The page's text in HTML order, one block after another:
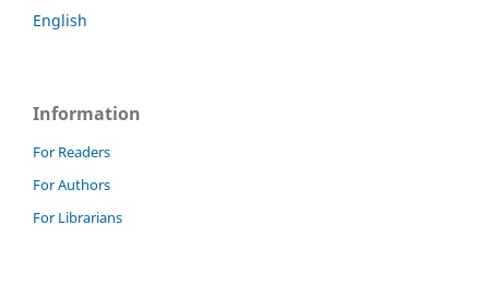
English
Information
For Readers
For Authors
For Librarians